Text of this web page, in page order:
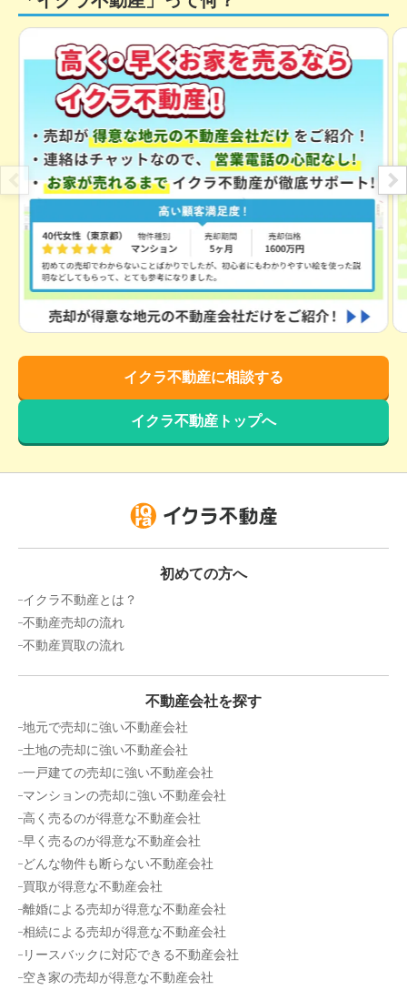
2,000万円 2023年11月
埼玉県越谷市大字南荻島
階数:2階 築年数:
建物面積:102㎡ 土地面積:116 ㎡
2,300万円
埼玉県春日部市備後東二丁目
階数:3階 築年数:
建物面積:113㎡ 土地面積:82㎡
3,500万円
埼玉県越谷市大字大房
階数:3階 建物面積:102㎡
2,900万円
階数: 2階
万円
埼玉県越谷市大字恩間
階数:2階
建物面積:89㎡ 土地面積:
2,900 万円
埼玉県越谷市大字大竹
階数:2 築年数:
建物面積:
㎡
イクラ不動産に相談する
イクラ不動産トップへ
初めての方へ
イクラ不動産とは？
不動産売却の流れ
不動産買取の流れ
不動産会社を探す
地元で売却に強い不動産会社
土地の売却に強い不動産会社
一戸建ての売却に強い不動産会社
マンションの売却に強い不動産会社
高く売るのが得意な不動産会社
早く売るのが得意な不動産会社
どんな物件も断らない不動産会社
買取が得意な不動産会社
離婚による売却が得意な不動産会社
相続による売却が得意な不動産会社
リースバックに対応できる不動産会社
空き家の売却が得意な不動産会社